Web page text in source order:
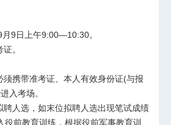
9日上午9:00—10:30。
。
须携带准考证、本人有效身份证(与报
入考场。
聘人选，如末位拟聘人选出现笔试成绩
役前教育训练，根据役前军事教育训